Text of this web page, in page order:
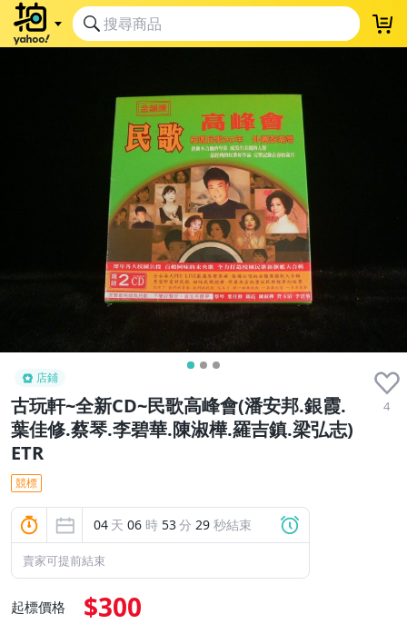
店鋪
古玩軒~全新CD~民歌高峰會(潘安邦.銀霞.
葉佳修.蔡琴.李碧華.陳淑樺.羅吉鎮.梁弘志)
ETR
4
競標
04 天 06 時 53分 28 秒結束
賣家可提前結束
起標價格 $300